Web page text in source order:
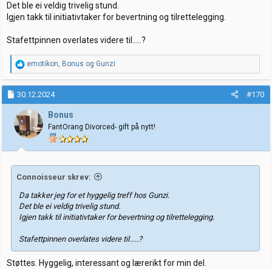
Det ble ei veldig trivelig stund.
Igjen takk til initiativtaker for bevertning og tilrettelegging.
Stafettpinnen overlates videre til.....?
R
e
a
k
s
j
o
n
e
r
emotikon, Bonus og Gunzi
30.12.2024 #170
Bonus
FantOrang Divorced- gift på nytt!
Connoisseur skrev:
Da takker jeg for et hyggelig treff hos Gunzi.
Det ble ei veldig trivelig stund.
Igjen takk til initiativtaker for bevertning og tilrettelegging.
Stafettpinnen overlates videre til.....?
Støttes. Hyggelig, interessant og lærerikt for min del.